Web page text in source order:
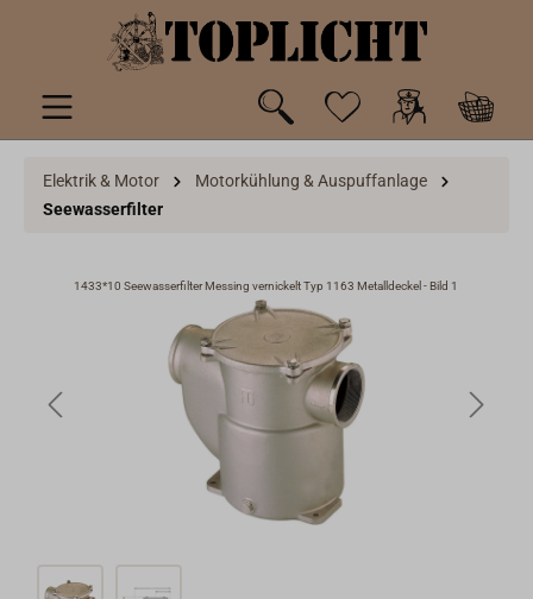
springen
Elektrik & Motor
Motorkühlung & Auspuffanlage
Seewasserfilter
1433*10 Seewasserfilter Messing vernickelt Typ 1163 Metalldeckel - Bild 1